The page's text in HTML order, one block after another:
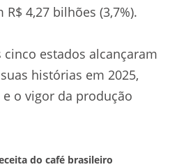
R$ 4,27 bilhões (3,7%).
estados alcançaram
histórias em 2025,
o vigor da produção
do café brasileiro